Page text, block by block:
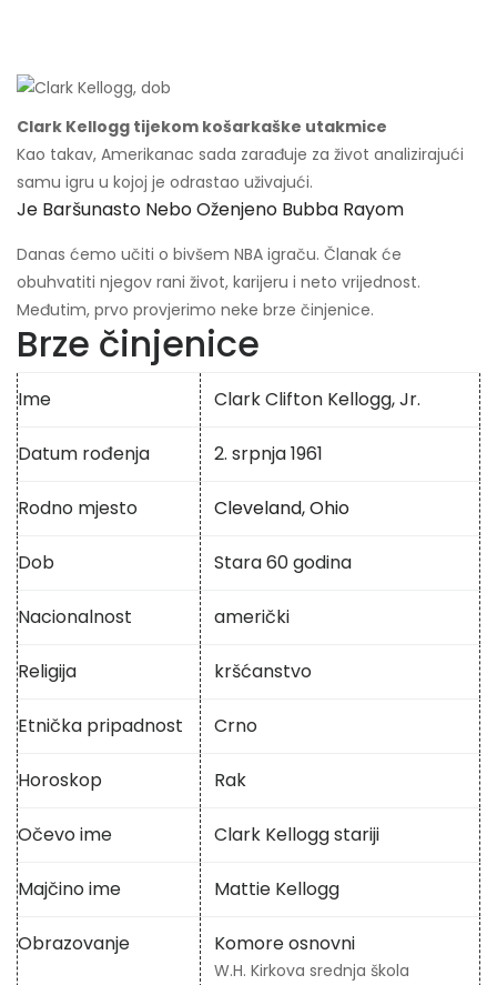
Clark Kellogg tijekom košarkaške utakmice
Kao takav, Amerikanac sada zarađuje za život analizirajući
samu igru ​​u kojoj je odrastao uživajući.
Je Baršunasto Nebo Oženjeno Bubba Rayom
Danas ćemo učiti o bivšem NBA igraču. Članak će
obuhvatiti njegov rani život, karijeru i neto vrijednost.
Međutim, prvo provjerimo neke brze činjenice.
Brze činjenice
Ime Clark Clifton Kellogg, Jr.
Datum rođenja 2. srpnja 1961
Rodno mjesto Cleveland, Ohio
Dob Stara 60 godina
Nacionalnost američki
Religija kršćanstvo
Etnička pripadnost Crno
Horoskop Rak
Očevo ime Clark Kellogg stariji
Majčino ime Mattie Kellogg
Obrazovanje Komore osnovni
W.H. Kirkova srednja škola